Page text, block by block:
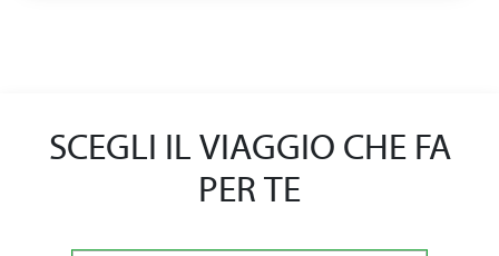
SCEGLI IL VIAGGIO CHE FA
PER TE